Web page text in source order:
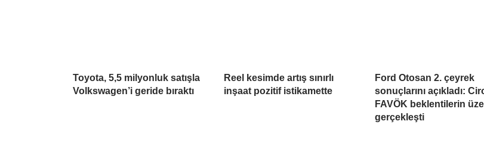
Toyota, 5,5 milyonluk satışla
Volkswagen’i geride bıraktı
Reel kesimde artış sınırlı
inşaat pozitif istikamette
Ford Otosan 2. çeyrek
sonuçlarını açıkladı:
FAVÖK beklentilerin
gerçekleşti